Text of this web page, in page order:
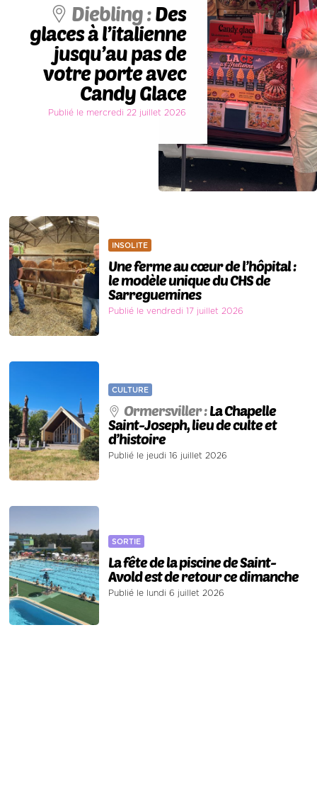
Diebling :Des
glaces à l’italienne
jusqu’au pas de
votre porte avec
Candy Glace
Publié le mercredi 22 juillet 2026
INSOLITE
Une ferme au cœur de l’hôpital :
le modèle unique du CHS de
Sarreguemines
Publié le vendredi 17 juillet 2026
CULTURE
Ormersviller :La Chapelle
Saint-Joseph, lieu de culte et
d’histoire
Publié le jeudi 16 juillet 2026
SORTIE
La fête de la piscine de Saint-
Avold est de retour ce dimanche
Publié le lundi 6 juillet 2026